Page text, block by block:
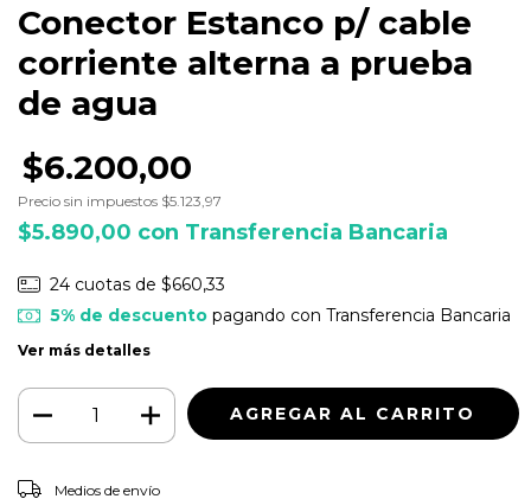
Conector Estanco p/ cable
corriente alterna a prueba
de agua
$6.200,00
Precio sin impuestos $5.123,97
$5.890,00 con Transferencia Bancaria
24 cuotas de $660,33
5% de descuentopagando con Transferencia Bancaria
Ver más detalles
Entregas para el CP:
Medios de envío